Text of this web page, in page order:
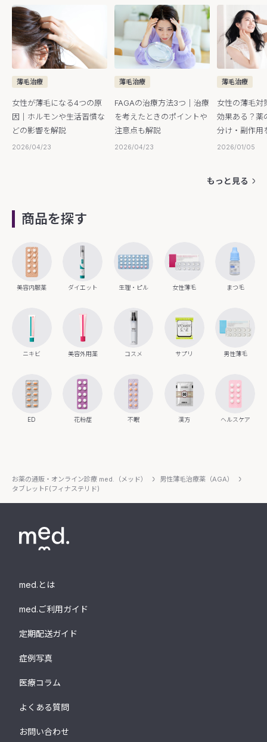
薄毛治療
女性が薄毛になる4つの原
因｜ホルモンや生活習慣な
どの影響を解説
2026/04/23
薄毛治療
FAGAの治療方法3つ｜治療
を考えたときのポイントや
注意点も解説
2026/04/23
薄毛治療
女性の薄毛対
効果ある？薬
分け・副作用
2026/01/05
もっと見る
商品を探す
美容内服薬 ダイエット 生理・ピル 女性薄毛 まつ毛
ニキビ 美容外用薬 コスメ サプリ 男性薄毛
ED 花粉症 不眠 漢方 ヘルスケア
お薬の通販・オンライン診療 med.（メッド）
男性薄毛治療薬（AGA）
タブレットF(フィナステリド)
med.とは
med.ご利用ガイド
定期配送ガイド
症例写真
医療コラム
よくある質問
お問い合わせ